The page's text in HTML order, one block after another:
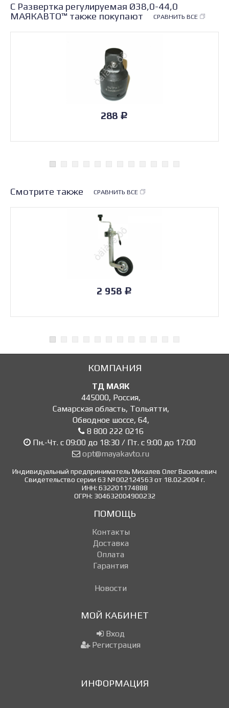
С Развертка регулируемая Ø38,0-44,0
МАЯКАВТО™ также покупают
СРАВНИТЬ ВСЕ
288 Р
Смотрите также СРАВНИТЬ ВСЕ
2 958 Р
КОМПАНИЯ
ТД МАЯК
445000, Россия,
Самарская область, Тольятти,
Обводное шоссе, 64,
8 800 222 0216
Пн.-Чт. с 09:00 до 18:30 / Пт. с 9:00 до 17:00
opt@mayakavto.ru
Индивидуальный предприниматель Михалев Олег Васильевич
Свидетельство серии 63 №002124563 от 18.02.2004 г.
ИНН: 632201174888
ОГРН: 304632004900232
ПОМОЩЬ
Контакты
Доставка
Оплата
Гарантия
Новости
МОЙ КАБИНЕТ
Вход
Регистрация
ИНФОРМАЦИЯ